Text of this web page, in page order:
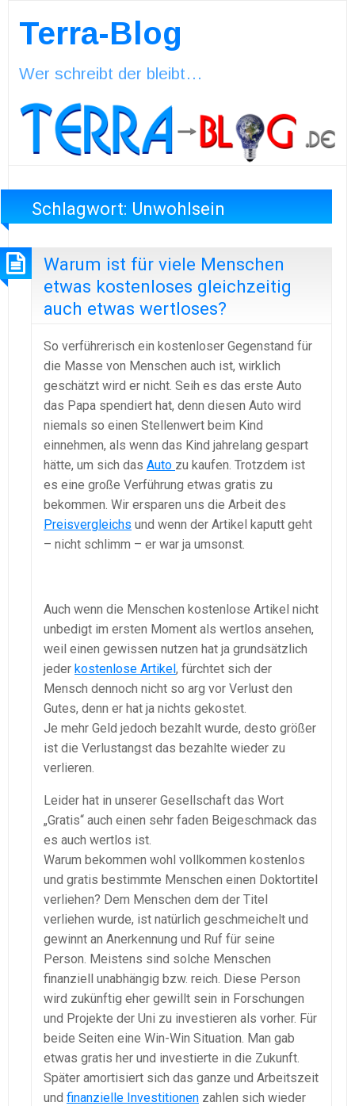
Terra-Blog
Wer schreibt der bleibt…
Schlagwort: Unwohlsein
Warum ist für viele Menschen
etwas kostenloses gleichzeitig
auch etwas wertloses?
So verführerisch ein kostenloser Gegenstand für
die Masse von Menschen auch ist, wirklich
geschätzt wird er nicht. Seih es das erste Auto
das Papa spendiert hat, denn diesen Auto wird
niemals so einen Stellenwert beim Kind
einnehmen, als wenn das Kind jahrelang gespart
hätte, um sich das Auto zu kaufen. Trotzdem ist
es eine große Verführung etwas gratis zu
bekommen. Wir ersparen uns die Arbeit des
Preisvergleichs und wenn der Artikel kaputt geht
– nicht schlimm – er war ja umsonst.
Auch wenn die Menschen kostenlose Artikel nicht
unbedigt im ersten Moment als wertlos ansehen,
weil einen gewissen nutzen hat ja grundsätzlich
jeder kostenlose Artikel, fürchtet sich der
Mensch dennoch nicht so arg vor Verlust den
Gutes, denn er hat ja nichts gekostet.
Je mehr Geld jedoch bezahlt wurde, desto größer
ist die Verlustangst das bezahlte wieder zu
verlieren.
Leider hat in unserer Gesellschaft das Wort
„Gratis“ auch einen sehr faden Beigeschmack das
es auch wertlos ist.
Warum bekommen wohl vollkommen kostenlos
und gratis bestimmte Menschen einen Doktortitel
verliehen? Dem Menschen dem der Titel
verliehen wurde, ist natürlich geschmeichelt und
gewinnt an Anerkennung und Ruf für seine
Person. Meistens sind solche Menschen
finanziell unabhängig bzw. reich. Diese Person
wird zukünftig eher gewillt sein in Forschungen
und Projekte der Uni zu investieren als vorher. Für
beide Seiten eine Win-Win Situation. Man gab
etwas gratis her und investierte in die Zukunft.
Später amortisiert sich das ganze und Arbeitszeit
und finanzielle Investitionen zahlen sich wieder